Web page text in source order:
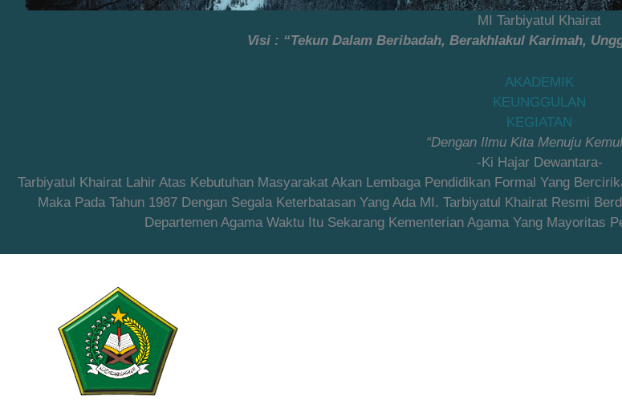
MI Tarbiyatul Khairat
Visi : “Tekun Dalam Beribadah, Berakhlakul Karimah,
AKADEMIK
KEUNGGULAN
KEGIATAN
“Dengan Ilmu Kita Menuju
-Ki Hajar Dewantara-
Tarbiyatul Khairat Lahir Atas Kebutuhan Masyarakat Akan Lembaga Pendidikan Formal Yang
Maka Pada Tahun 1987 Dengan Segala Keterbatasan Yang Ada MI. Tarbiyatul Khairat Resmi
Departemen Agama Waktu Itu Sekarang Kementerian Agama Yang Mayoritas